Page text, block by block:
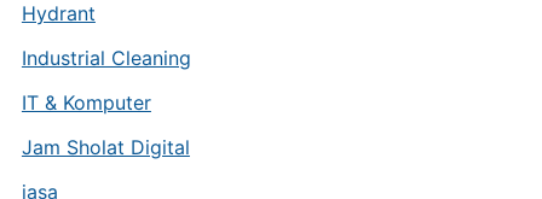
Hydrant
Industrial Cleaning
IT & Komputer
Jam Sholat Digital
jasa